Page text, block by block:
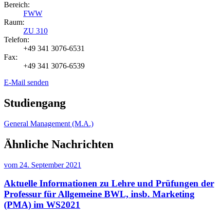
Bereich:
FWW
Raum:
ZU 310
Telefon:
+49 341 3076-6531
Fax:
+49 341 3076-6539
E-Mail senden
Studiengang
General Management (M.A.)
Ähnliche Nachrichten
vom 24. September 2021
Aktuelle Informationen zu Lehre und Prüfungen der
Professur für Allgemeine BWL, insb. Marketing
(PMA) im WS2021